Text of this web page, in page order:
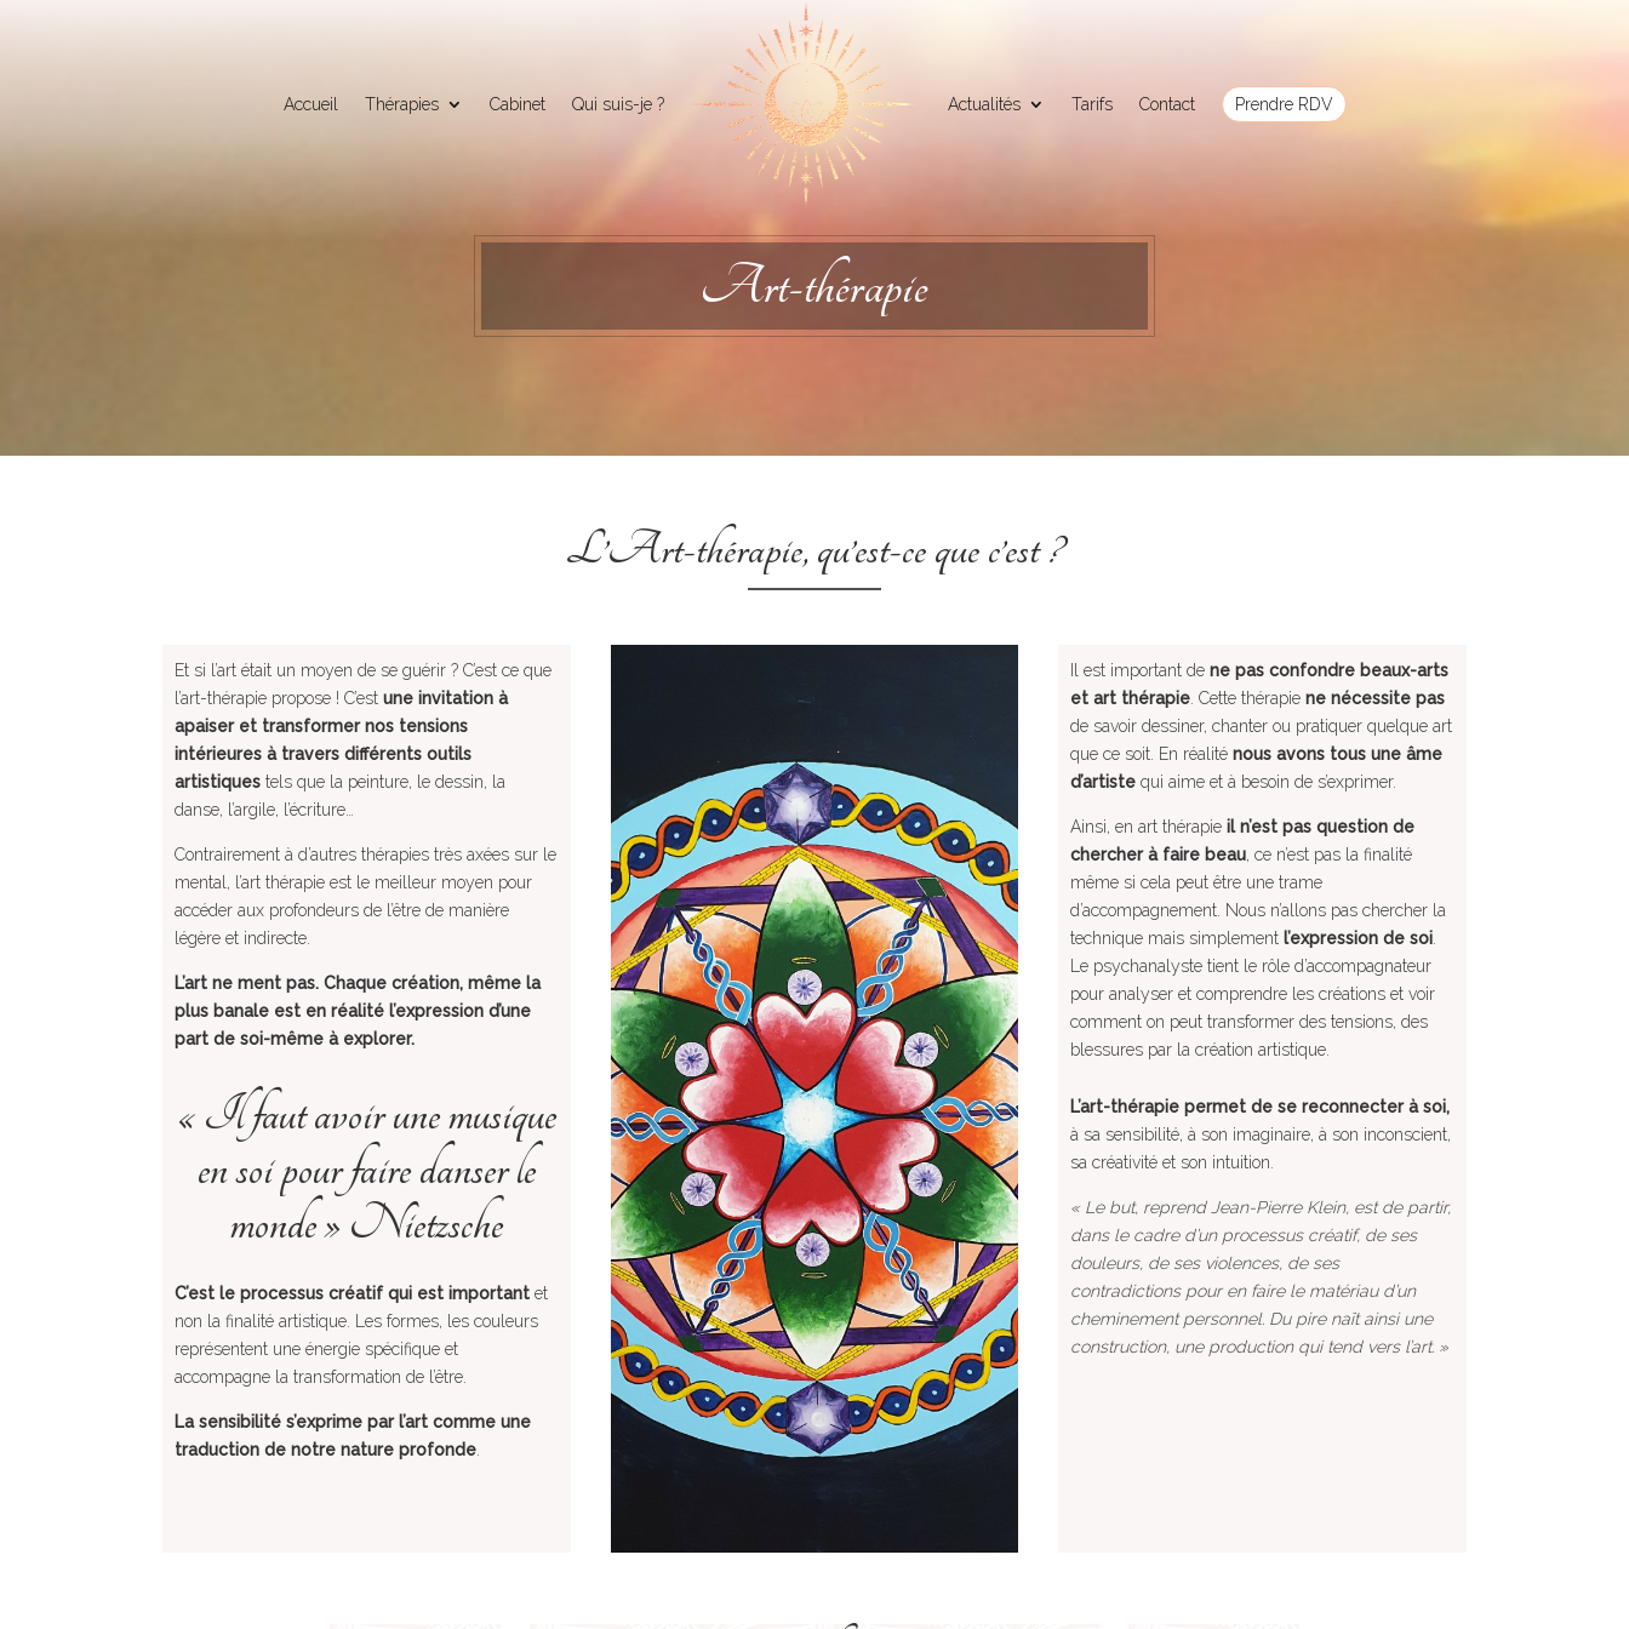
Accueil Thérapies Cabinet Qui suis-je ? Actualités Tarifs Contact Prendre RDV
Art-thérapie
L’Art-thérapie, qu’est-ce que c’est ?
Et si l’art était un moyen de se guérir ? C’est ce que
l’art-thérapie propose ! C’estune invitation à
apaiser et transformer nos tensions
intérieures à travers différents outils
artistiques tels que la peinture, le dessin, la
danse, l’argile, l’écriture…
Contrairement à d’autres thérapies très axées sur le
mental, l’art thérapie est le meilleur moyen pour
accéder aux profondeurs de l’être de manière
légère et indirecte.
L’art ne ment pas. Chaque création, même la
plus banale est en réalité l’expression d’une
part de soi-même à explorer.
« Il faut avoir une musique
en soi pour faire danser le
monde » Nietzsche
C’est le processus créatif qui est important et
non la finalité artistique. Les formes, les couleurs
représentent une énergie spécifique et
accompagne la transformation de l’être.
La sensibilité s’exprime par l’art comme une
traduction de notre nature profonde
Il est important de ne pas confondre beaux-arts
et art thérapie. Cette thérapie ne nécessite pas
de savoir dessiner, chanter ou pratiquer quelque art
que ce soit. En réalité nous avons tous une âme
d’artistequi aime et à besoin de s’exprimer.
Ainsi, en art thérapie il n’est pas question de
chercher à faire beau, ce n’est pas la finalité
même si cela peut être une trame
d’accompagnement. Nous n’allons pas chercher la
technique mais simplement l’expression de soi.
Le psychanalyste tient le rôle d’accompagnateur
pour analyser et comprendre les créations et voir
comment on peut transformer des tensions, des
blessures par la création artistique.
L’art-thérapie permet de se reconnecter à soi,
à sa sensibilité, à son imaginaire, à son inconscient,
sa créativité et son intuition.
« Le but, reprend Jean-Pierre Klein, est de partir,
dans le cadre d’un processus créatif, de ses
douleurs, de ses violences, de ses
contradictions pour en faire le matériau d’un
cheminement personnel. Du pire naît ainsi une
construction, une production qui tend vers l’art. »